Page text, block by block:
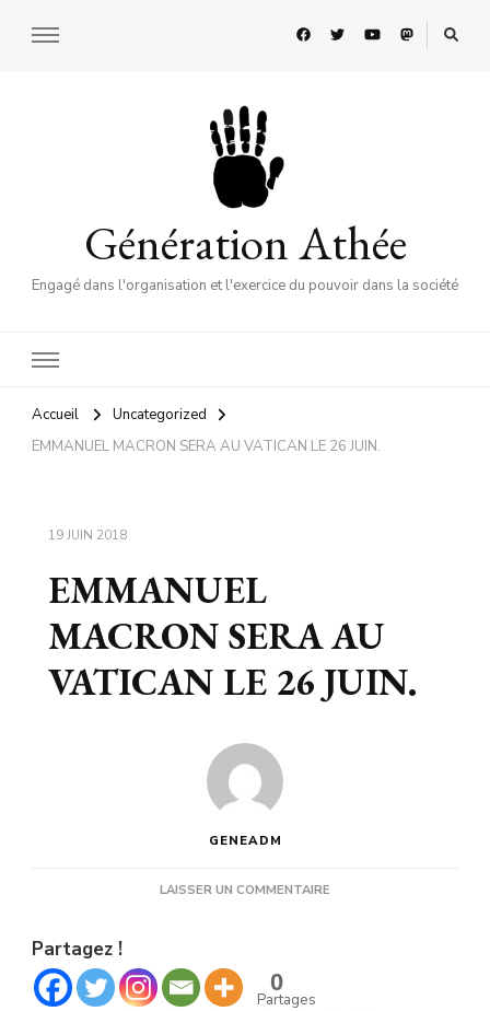
Génération Athée
Engagé dans l'organisation et l'exercice du pouvoir dans la société
Accueil
Uncategorized
EMMANUEL MACRON SERA AU VATICAN LE 26 JUIN.
19 JUIN 2018
EMMANUEL
MACRON SERA AU
VATICAN LE 26 JUIN.
GENEADM
LAISSER UN COMMENTAIRE
Partagez !
0
Partages